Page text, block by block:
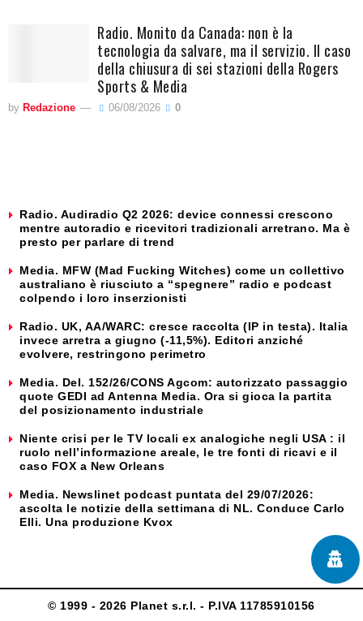
Radio. Monito da Canada: non è la
tecnologia da salvare, ma il servizio. Il caso
della chiusura di sei stazioni della Rogers
Sports & Media
by Redazione 06/08/2026 0
Radio. Audiradio Q2 2026: device connessi crescono
mentre autoradio e ricevitori tradizionali arretrano. Ma è
presto per parlare di trend
Media. MFW (Mad Fucking Witches) come un collettivo
australiano è riusciuto a “spegnere” radio e podcast
colpendo i loro inserzionisti
Radio. UK, AA/WARC: cresce raccolta (IP in testa). Italia
invece arretra a giugno (-11,5%). Editori anziché
evolvere, restringono perimetro
Media. Del. 152/26/CONS Agcom: autorizzato passaggio
quote GEDI ad Antenna Media. Ora si gioca la partita
del posizionamento industriale
Niente crisi per le TV locali ex analogiche negli USA : il
ruolo nell’informazione areale, le tre fonti di ricavi e il
caso FOX a New Orleans
Media. Newslinet podcast puntata del 29/07/2026:
ascolta le notizie della settimana di NL. Conduce Carlo
Elli. Una produzione Kvox
© 1999 - 2026 Planet s.r.l. - P.IVA 11785910156